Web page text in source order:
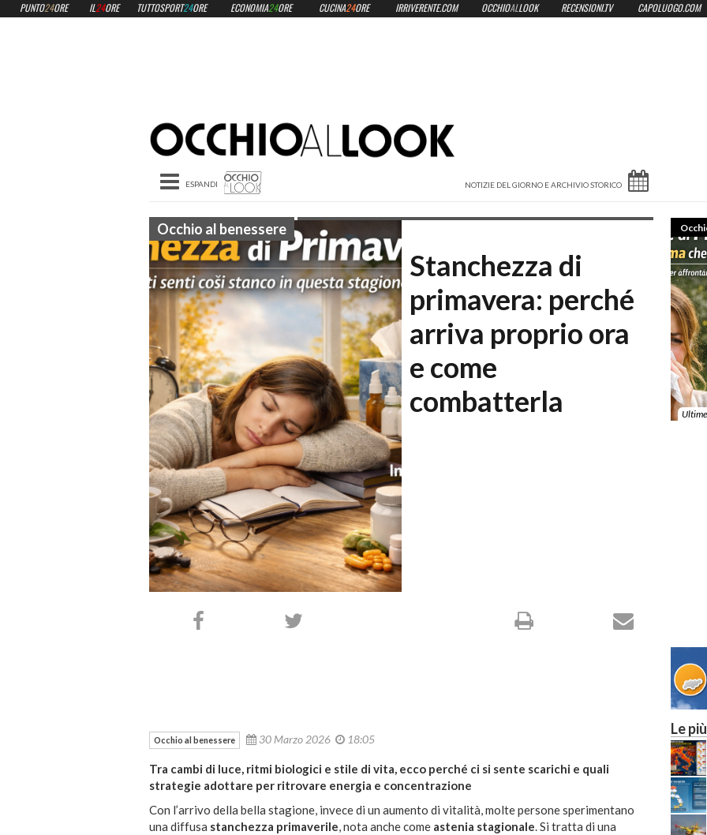
Toggle navigation
Occhio al benessere
Stanchezza di
primavera: perché
arriva proprio ora
e come
combatterla
Occhio Al
Occhio al benessere 30 Marzo 2026 18:05
Tra cambi di luce, ritmi biologici e stile di vita, ecco perché ci si sente scarichi e quali
strategie adottare per ritrovare energia e concentrazione
Con l’arrivo della bella stagione, invece di un aumento di vitalità, molte persone sperimentano
una diffusa stanchezza primaverile, nota anche come astenia stagionale. Si tratta di una
Le
PUNTO24ORE IL24ORE TUTTOSPORT24ORE ECONOMIA24ORE CUCINA24ORE IRRIVERENTE.COM OCCHIOALLOOK RECENSIONI.TV CAPOLUOGO.COM